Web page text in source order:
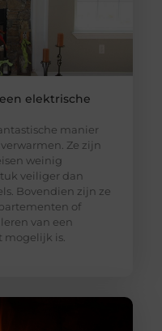
elektrische
manier
Ze zijn
weinig
veiliger dan
Bovendien zijn ze
of
van een
mogelijk is.